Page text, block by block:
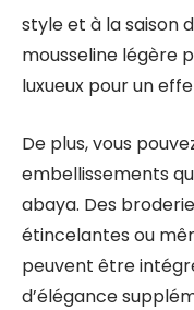
style et à la saison
mousseline légère
luxueux pour un
De plus, vous
embellissements
abaya. Des
étincelantes ou
peuvent être
d’élégance